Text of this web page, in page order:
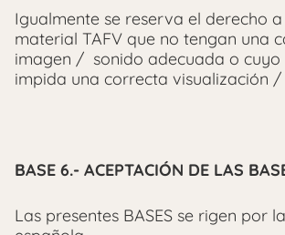
Igualmente se reserva el derecho
material TAFV que no tengan una
imagen / sonido adecuada o
impida una correcta visualización /
BASE 6.- ACEPTACIÓN DE LAS
Las presentes BASES se rigen por